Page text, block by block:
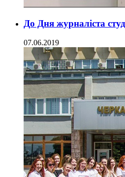
До Дня журналіста
07.06.2019